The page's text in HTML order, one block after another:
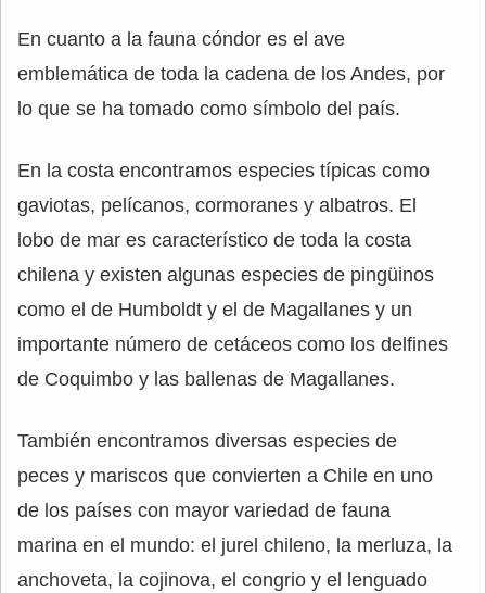
En cuanto a la fauna cóndor es el ave
emblemática de toda la cadena de los Andes, por
lo que se ha tomado como símbolo del país.
En la costa encontramos especies típicas como
gaviotas, pelícanos, cormoranes y albatros. El
lobo de mar es característico de toda la costa
chilena y existen algunas especies de pingüinos
como el de Humboldt y el de Magallanes y un
importante número de cetáceos como los delfines
de Coquimbo y las ballenas de Magallanes.
También encontramos diversas especies de
peces y mariscos que convierten a Chile en uno
de los países con mayor variedad de fauna
marina en el mundo: el jurel chileno, la merluza, la
anchoveta, la cojinova, el congrio y el lenguado